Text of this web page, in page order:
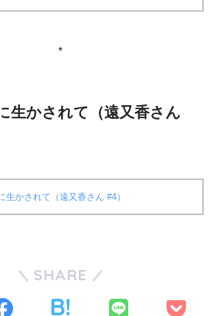
*
生かされて（遠又香さん
生かされて（遠又香さん #4）
SHARE